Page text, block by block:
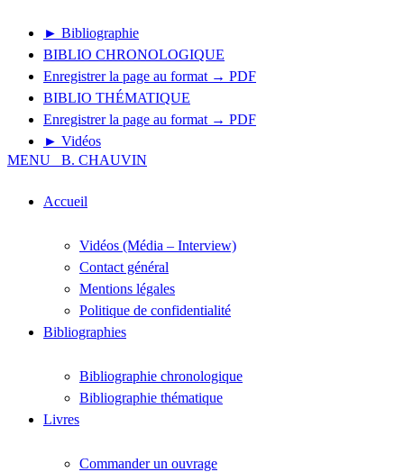
► Bibliographie
BIBLIO CHRONOLOGIQUE
Enregistrer la page au format → PDF
BIBLIO THÉMATIQUE
Enregistrer la page au format → PDF
► Vidéos
MENU
B. CHAUVIN
Accueil
Vidéos (Média – Interview)
Contact général
Mentions légales
Politique de confidentialité
Bibliographies
Bibliographie chronologique
Bibliographie thématique
Livres
Commander un ouvrage